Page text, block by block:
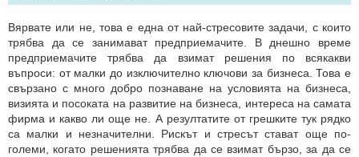
Вярвате или не, това е една от най-стресовите задачи, с които
трябва да се занимават предприемачите. В днешно време
предприемачите трябва да взимат решения по всякакви
въпроси: от малки до изключително ключови за бизнеса. Това е
свързано с много добро познаване на условията на бизнеса,
визията и посоката на развитие на бизнеса, интереса на самата
фирма и какво ли още не. А резултатите от грешките тук рядко
са малки и незначителни. Рискът и стресът стават още по-
големи, когато решенията трябва да се взимат бързо, за да се